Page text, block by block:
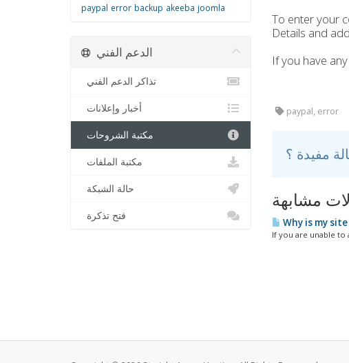
To enter your
Details and
If you have
paypal, error
مشابهة
Why is my
If you are unable to
paypal error backup akeeba joomla
الدعم الفني
تذاكر الدعم الفني
أخبار وإعلانات
مكتبة الشروحات
مكتبة الملفات
حالة الشبكة
فتح تذكرة